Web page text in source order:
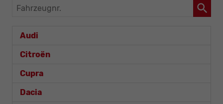
Fahrzeugnr.
Audi
Citroën
Cupra
Dacia